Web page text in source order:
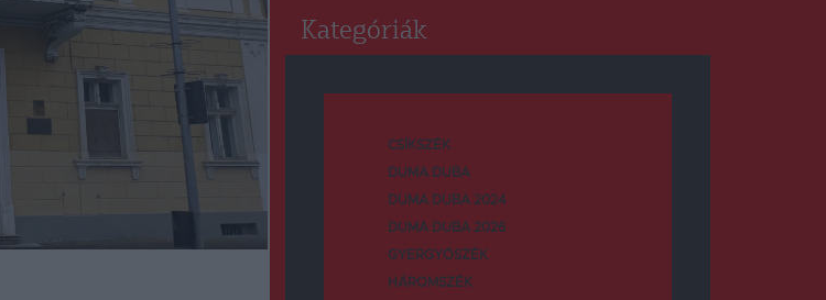
Kategóriák
CSÍKSZÉK
DUMA DUBA
DUMA DUBA 2024
DUMA DUBA 2026
GYERGYÓSZÉK
HÁROMSZÉK